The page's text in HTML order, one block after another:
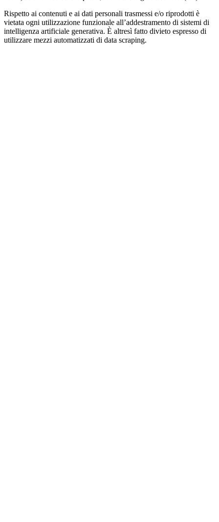
Rispetto ai contenuti e ai dati personali trasmessi e/o riprodotti è
vietata ogni utilizzazione funzionale all’addestramento di sistemi di
intelligenza artificiale generativa. È altresì fatto divieto espresso di
utilizzare mezzi automatizzati di data scraping.